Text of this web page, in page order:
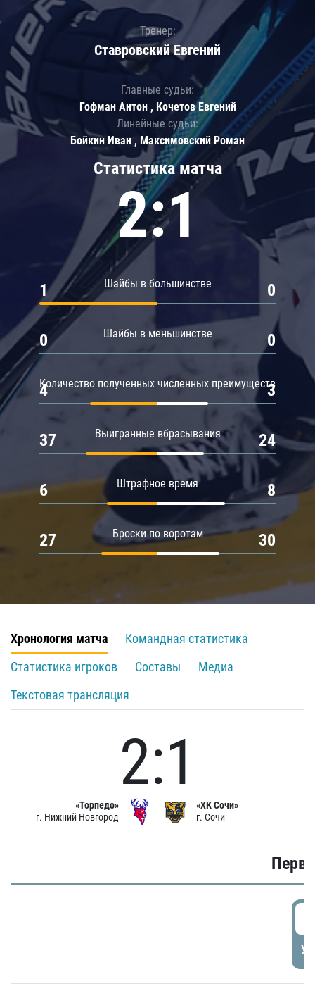
Статистика матча
2:1
Шайбы в большинстве
1 0
Шайбы в меньшинстве
0 0
Количество полученных численных преимуществ
4 3
Выигранные вбрасывания
37 24
Штрафное время
6 8
Броски по воротам
27 30
Тренер:
Ставровский Евгений
Главные судьи:
Гофман Антон , Кочетов Евгений
Линейные судьи:
Бойкин Иван , Максимовский Роман
Хронология матча
Командная статистика
Статистика игроков
Составы
Медиа
Текстовая трансляция
«Торпедо»
г. Нижний Новгород
2:1
«ХК Сочи»
г. Сочи